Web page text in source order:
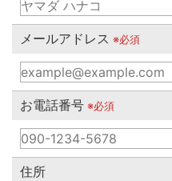
メールアドレス ※必須
お電話番号 ※必須
住所